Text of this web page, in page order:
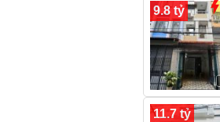
9.8 tỷ
11.7 tỷ